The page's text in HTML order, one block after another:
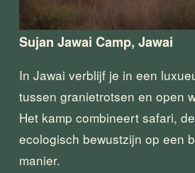
Sujan Jawai Camp, Jawai
In Jawai verblijf je in een
tussen granietrotsen en open
Het kamp combineert safari,
ecologisch bewustzijn op een
manier.